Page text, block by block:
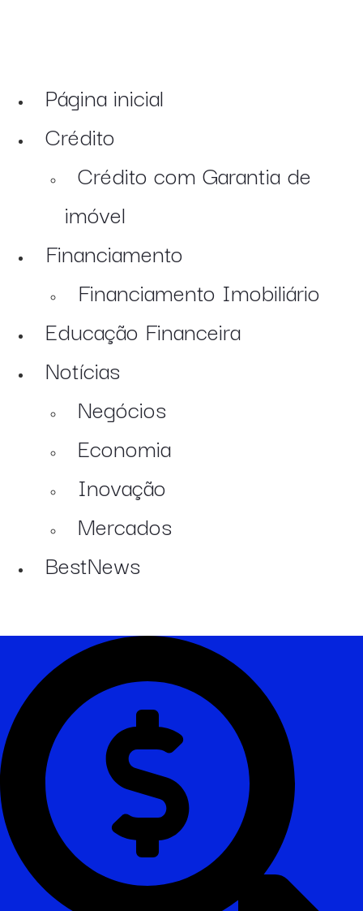
Página inicial
Crédito
Crédito com Garantia de
imóvel
Financiamento
Financiamento Imobiliário
Educação Financeira
Notícias
Negócios
Economia
Inovação
Mercados
BestNews